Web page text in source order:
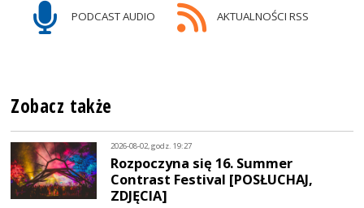
PODCAST AUDIO AKTUALNOŚCI RSS
Zobacz także
2026-08-02, godz. 19:27
Rozpoczyna się 16. Summer
Contrast Festival [POSŁUCHAJ,
ZDJĘCIA]